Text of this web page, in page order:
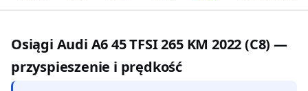
Osiągi Audi A6 45 TFSI 265 KM 2022 (C8) —
przyspieszenie i prędkość